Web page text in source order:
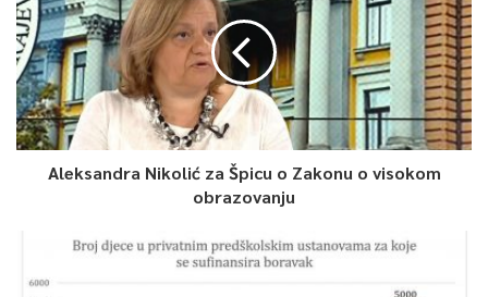
Aleksandra Nikolić za Špicu o Zakonu o visokom
obrazovanju